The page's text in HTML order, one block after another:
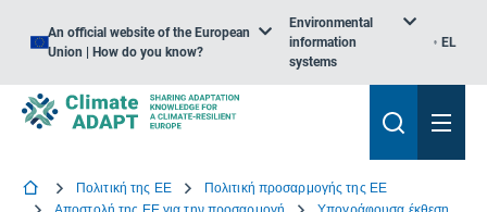
An official website of the European
Union | How do you know?
Environmental
information
systems
EL
Πολιτική της ΕΕ
Πολιτική προσαρμογής της ΕΕ